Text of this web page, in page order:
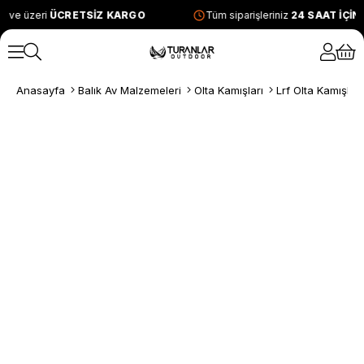
ve üzeriÜCRETSİZ KARGO Tüm siparişleriniz24 SAAT
Anasayfa Balık Av Malzemeleri Olta Kamışları Lrf Olta Kamışları